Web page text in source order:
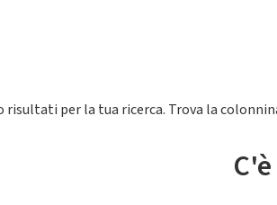
per la tua ricerca. Trova la